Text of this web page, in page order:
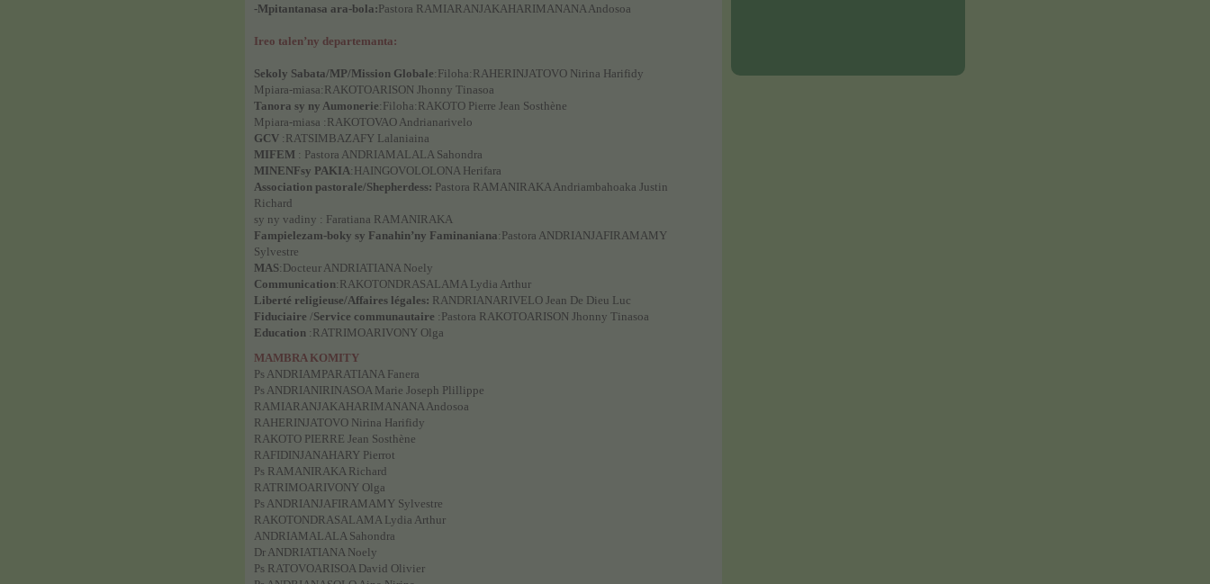
-Mpitantanasa ara-bola:Pastora RAMIARANJAKAHARIMANANA Andosoa
Ireo talen’ny departemanta:
Sekoly Sabata/MP/Mission Globale:Filoha:RAHERINJATOVO Nirina Harifidy
Mpiara-miasa:RAKOTOARISON Jhonny Tinasoa
Tanora sy ny Aumonerie:Filoha:RAKOTO Pierre Jean Sosthène
Mpiara-miasa :RAKOTOVAO Andrianarivelo
GCV :RATSIMBAZAFY Lalaniaina
MIFEM : Pastora ANDRIAMALALA Sahondra
MINENFsy PAKIA:HAINGOVOLOLONA Herifara
Association pastorale/Shepherdess: Pastora RAMANIRAKA Andriambahoaka Justin
Richard
sy ny vadiny : Faratiana RAMANIRAKA
Fampielezam-boky sy Fanahin’ny Faminaniana:Pastora ANDRIANJAFIRAMAMY
Sylvestre
MAS:Docteur ANDRIATIANA Noely
Communication:RAKOTONDRASALAMA Lydia Arthur
Liberté religieuse/Affaires légales: RANDRIANARIVELO Jean De Dieu Luc
Fiduciaire /Service communautaire :Pastora RAKOTOARISON Jhonny Tinasoa
Education :RATRIMOARIVONY Olga
MAMBRA KOMITY
Ps ANDRIAMPARATIANA Fanera
Ps ANDRIANIRINASOA Marie Joseph Plillippe
RAMIARANJAKAHARIMANANA Andosoa
RAHERINJATOVO Nirina Harifidy
RAKOTO PIERRE Jean Sosthène
RAFIDINJANAHARY Pierrot
Ps RAMANIRAKA Richard
RATRIMOARIVONY Olga
Ps ANDRIANJAFIRAMAMY Sylvestre
RAKOTONDRASALAMA Lydia Arthur
ANDRIAMALALA Sahondra
Dr ANDRIATIANA Noely
Ps RATOVOARISOA David Olivier